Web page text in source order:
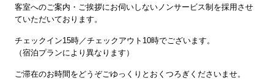
客室へのご案内・ご挨拶にお伺いしないノンサービス制を採用させ
ていただいております。
チェックイン15時／チェックアウト10時でございます。
（宿泊プランにより異なります）
ご滞在のお時間をどうぞごゆっくりとおくつろぎくださいませ。